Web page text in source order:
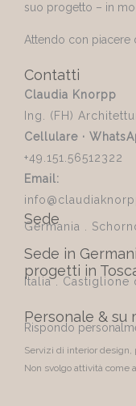
suo progetto – in
Attendo con piacere
Contatti
Claudia Knorpp
Ing. (FH)
Cellulare ·
Email:
Sede
Germania .
Sede in
progetti in
Italia . Castiglione
Personale & su
Rispondo
Servizi di interior design,
Non svolgo attività come